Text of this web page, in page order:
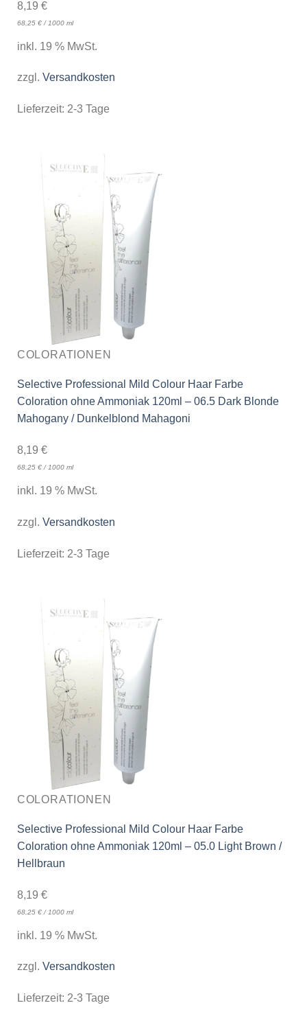
8,19 €
68,25 €/ 1000 ml
inkl. 19 % MwSt.
zzgl. Versandkosten
Lieferzeit: 2-3 Tage
COLORATIONEN
Selective Professional Mild Colour Haar Farbe
Coloration ohne Ammoniak 120ml – 06.5 Dark Blonde
Mahogany / Dunkelblond Mahagoni
8,19 €
68,25 €/ 1000 ml
inkl. 19 % MwSt.
zzgl. Versandkosten
Lieferzeit: 2-3 Tage
COLORATIONEN
Selective Professional Mild Colour Haar Farbe
Coloration ohne Ammoniak 120ml – 05.0 Light Brown /
Hellbraun
8,19 €
68,25 €/ 1000 ml
inkl. 19 % MwSt.
zzgl. Versandkosten
Lieferzeit: 2-3 Tage